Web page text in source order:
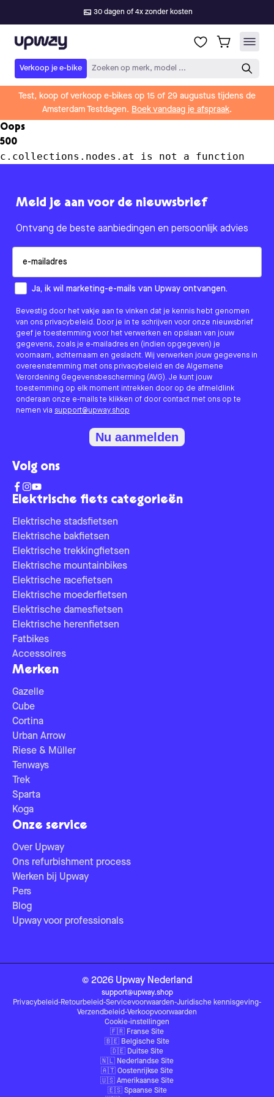
30 dagen of 4x zonder kosten
Upway
Verkoop je e-bike Zoeken op merk, model ...
Test, koop of verkoop e-bikes op 15 of 29 augustus tijdens de
Amsterdam Testdagen. Boek vandaag je afspraak.
Oops
500
c.collections.nodes.at is not a function
Elektrische fiets categorieën
Elektrische stadsfietsen
Elektrische bakfietsen
Elektrische trekkingfietsen
Elektrische mountainbikes
Elektrische racefietsen
Elektrische moederfietsen
Elektrische damesfietsen
Elektrische herenfietsen
Fatbikes
Accessoires
Merken
Gazelle
Cube
Cortina
Urban Arrow
Riese & Müller
Tenways
Trek
Sparta
Koga
Onze service
Over Upway
Ons refurbishment process
Werken bij Upway
Pers
Blog
Upway voor professionals
Meld je aan voor de nieuwsbrief
Ontvang de beste aanbiedingen en persoonlijk advies
How would you like to hear from us?
Ja, ik wil marketing-e-mails van Upway ontvangen.
Bevestig door het vakje aan te vinken dat je kennis hebt genomen
van ons privacybeleid. Door je in te schrijven voor onze nieuwsbrief
geef je toestemming voor het verwerken en opslaan van jouw
gegevens, zoals je e-mailadres en (indien opgegeven) je
voornaam, achternaam en geslacht. Wij verwerken jouw gegevens in
overeenstemming met ons privacybeleid en de Algemene
Verordening Gegevensbescherming (AVG). Je kunt jouw
toestemming op elk moment intrekken door op de afmeldlink
onderaan onze e-mails te klikken of door contact met ons op te
nemen via support@upway.shop
Nu aanmelden
Volg ons
© 2026 Upway Nederland
support@upway.shop
Privacybeleid-Retourbeleid-Servicevoorwaarden-Juridische kennisgeving-
Verzendbeleid-Verkoopvoorwaarden
Cookie-instellingen
🇫🇷 Franse Site
🇧🇪 Belgische Site
🇩🇪 Duitse Site
🇳🇱 Nederlandse Site
🇦🇹 Oostenrijkse Site
🇺🇸 Amerikaanse Site
🇪🇸 Spaanse Site